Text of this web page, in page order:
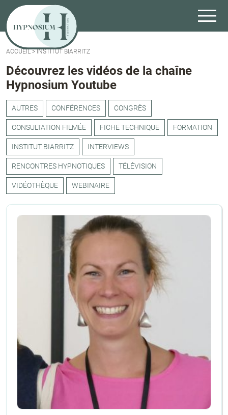
ACCUEIL>INSTITUT BIARRITZ
Découvrez les vidéos de la chaîne
Hypnosium Youtube
AUTRES CONFÉRENCES CONGRÈS
CONSULTATION FILMÉE FICHE TECHNIQUE FORMATION
INSTITUT BIARRITZ INTERVIEWS
RENCONTRES HYPNOTIQUES TÉLÉVISION
VIDÉOTHÈQUE WEBINAIRE